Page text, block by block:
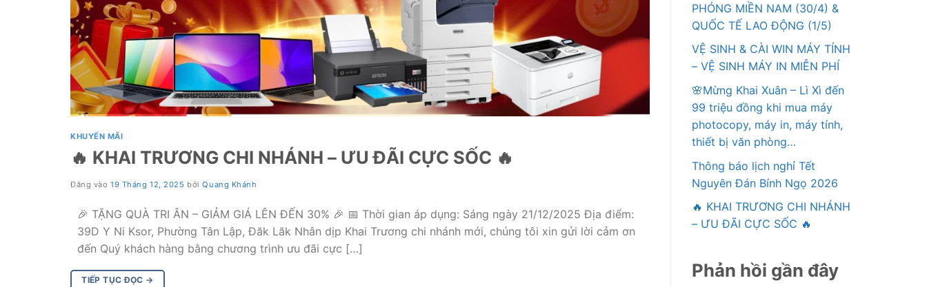
KHUYẾN MÃI
🔥 KHAI TRƯƠNG CHI NHÁNH – ƯU ĐÃI CỰC SỐC 🔥
Đăng vào19 Tháng 12, 2025 bởiQuang Khánh
🎉 TẶNG QUÀ TRI ÂN – GIẢM GIÁ LÊN ĐẾN 30% 🎉 📅 Thời gian áp dụng: Sáng ngày 21/12/2025 Địa điểm:
39D Y Ni Ksor, Phường Tân Lập, Đăk Lăk Nhân dịp Khai Trương chi nhánh mới, chúng tôi xin gửi lời cảm ơn
đến Quý khách hàng bằng chương trình ưu đãi cực […]
TIẾP TỤC ĐỌC →
PHÓNG MIỀN NAM (30/4) &
QUỐC TẾ LAO ĐỘNG (1/5)
VỆ SINH & CÀI WIN MÁY TÍNH
– VỆ SINH MÁY IN MIỄN PHÍ
🌸Mừng Khai Xuân – Lì Xì đến
99 triệu đồng khi mua máy
photocopy, máy in, máy tính,
thiết bị văn phòng…
Thông báo lịch nghỉ Tết
Nguyên Đán Bính Ngọ 2026
🔥 KHAI TRƯƠNG CHI NHÁNH
– ƯU ĐÃI CỰC SỐC 🔥
Phản hồi gần đây